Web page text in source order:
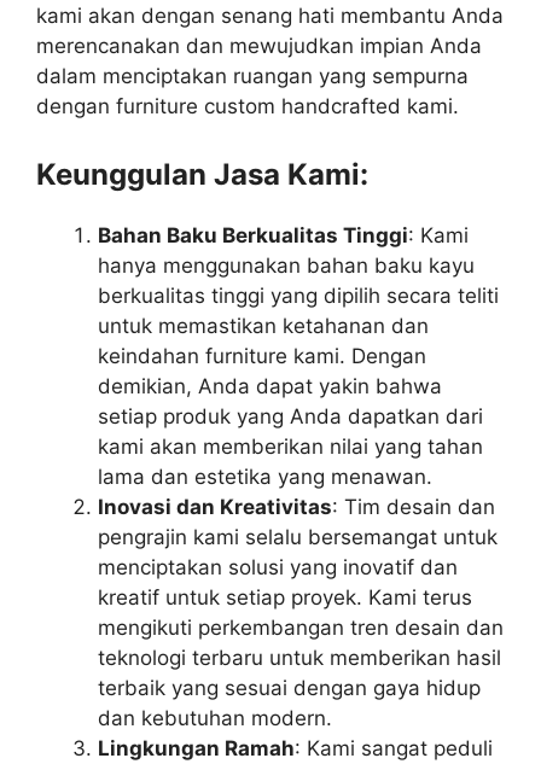
kami akan dengan senang hati membantu Anda
merencanakan dan mewujudkan impian Anda
dalam menciptakan ruangan yang sempurna
dengan furniture custom handcrafted kami.
Keunggulan Jasa Kami:
Bahan Baku Berkualitas Tinggi: Kami
hanya menggunakan bahan baku kayu
berkualitas tinggi yang dipilih secara teliti
untuk memastikan ketahanan dan
keindahan furniture kami. Dengan
demikian, Anda dapat yakin bahwa
setiap produk yang Anda dapatkan dari
kami akan memberikan nilai yang tahan
lama dan estetika yang menawan.
Inovasi dan Kreativitas: Tim desain dan
pengrajin kami selalu bersemangat untuk
menciptakan solusi yang inovatif dan
kreatif untuk setiap proyek. Kami terus
mengikuti perkembangan tren desain dan
teknologi terbaru untuk memberikan hasil
terbaik yang sesuai dengan gaya hidup
dan kebutuhan modern.
Lingkungan Ramah: Kami sangat peduli